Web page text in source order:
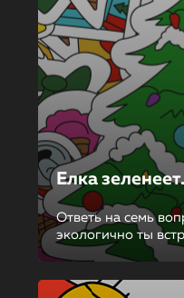
Елка
Ответь на семь
экологично ты